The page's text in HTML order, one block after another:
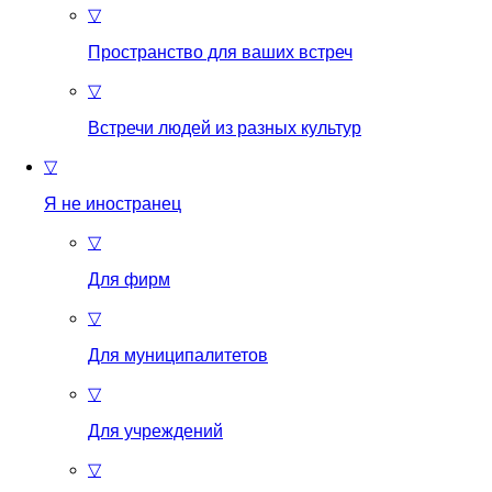
▽
Пространство для ваших встреч
▽
Встречи людей из разных культур
▽
Я не иностранец
▽
Для фирм
▽
Для муниципалитетов
▽
Для учреждений
▽